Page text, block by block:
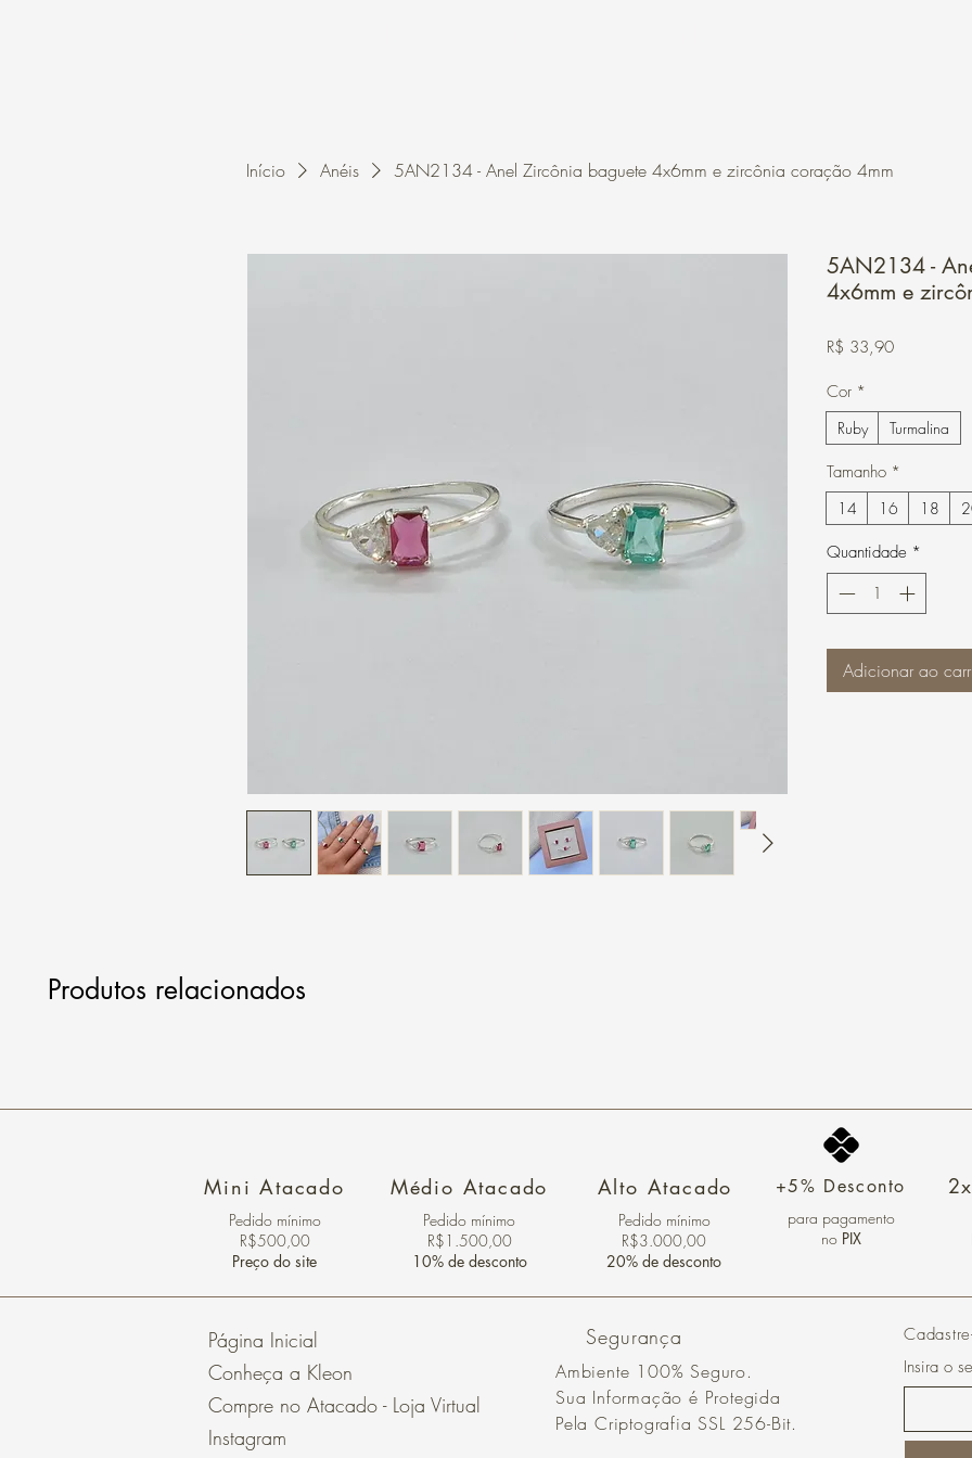
Início Anéis 5AN2134 - Anel Zircônia baguete 4x6mm e zircônia coração 4mm
5AN2134 -
4x6mm e
R$ 33,90Preço
Cor *
Ruby Turmalina
Tamanho *
14 16 18
Quantidade *
Adicionar ao
Produtos relacionados
Mini Atacado
Pedido ​mínimo
R$500,00
Preço do site
Médio Atacado
Pedido mínimo
R$1.500,00
10% de desconto
Alto Atacado
Pedido mínimo
R$3.000,00
20% de desconto
+5% Desconto
para pagamento
no PIX
Página Inicial
Conheça a Kleon
Compre no Atacado - Loja Virtual
Instagram
Segurança
Ambiente 100% Seguro.
Sua Informação é Protegida
Pela Criptografia SSL 256-Bit.
Insira o